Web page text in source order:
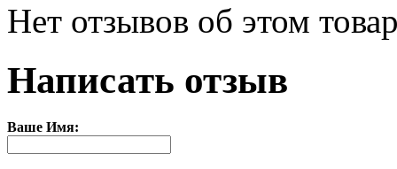
Нет отзывов об этом
Написать отзыв
Ваше Имя: